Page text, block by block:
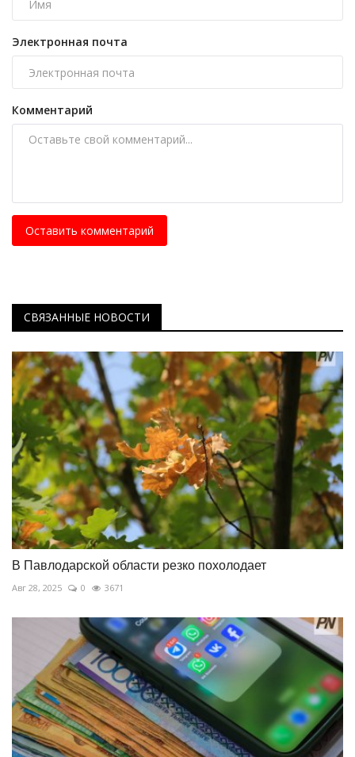
Электронная почта
Комментарий
Оставить комментарий
СВЯЗАННЫЕ НОВОСТИ
В Павлодарской области резко похолодает
Авг 28, 2025 0 3671